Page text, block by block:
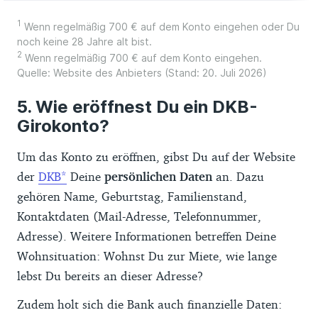
1 Wenn regelmäßig 700 € auf dem Konto eingehen oder Du
noch keine 28 Jahre alt bist.
2 Wenn regelmäßig 700 € auf dem Konto eingehen.
Quelle: Website des Anbieters (Stand: 20. Juli 2026)
Wie eröffnest Du ein DKB-
Girokonto?
Um das Konto zu eröffnen, gibst Du auf der Website
der DKB Deine persönlichen Daten an. Dazu
gehören Name, Geburtstag, Familienstand,
Kontaktdaten (Mail-Adresse, Telefonnummer,
Adresse). Weitere Informationen betreffen Deine
Wohnsituation: Wohnst Du zur Miete, wie lange
lebst Du bereits an dieser Adresse?
Zudem holt sich die Bank auch finanzielle Daten: